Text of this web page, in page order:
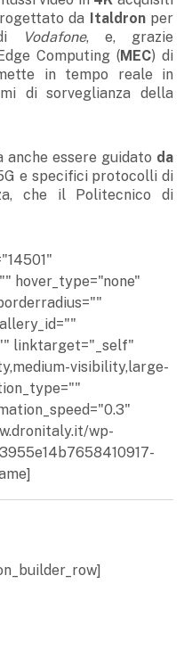
da Italdronper
Vodafone, e, grazie
Computing (MEC) di
in tempo reale in
di sorveglianza della
essere guidato da
e specifici protocolli di
che il Politecnico di
hover_type="none"
linktarget="_self"
visibility,large-
wp-